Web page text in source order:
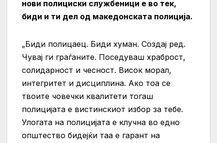
нови полициски службеници е во тек,
биди и ти дел од македонската полиција.
„Биди полицаец. Биди хуман. Создај ред.
Чувај ги граѓаните. Поседуваш храброст,
солидарност и чесност. Висок морал,
интегритет и дисциплина. Ако тоа се
твоите човечки квалитети тогаш
полицијата е вистинскиот избор за тебе.
Улогата на полицијата е клучна во едно
општество бидејќи таа е гарант на